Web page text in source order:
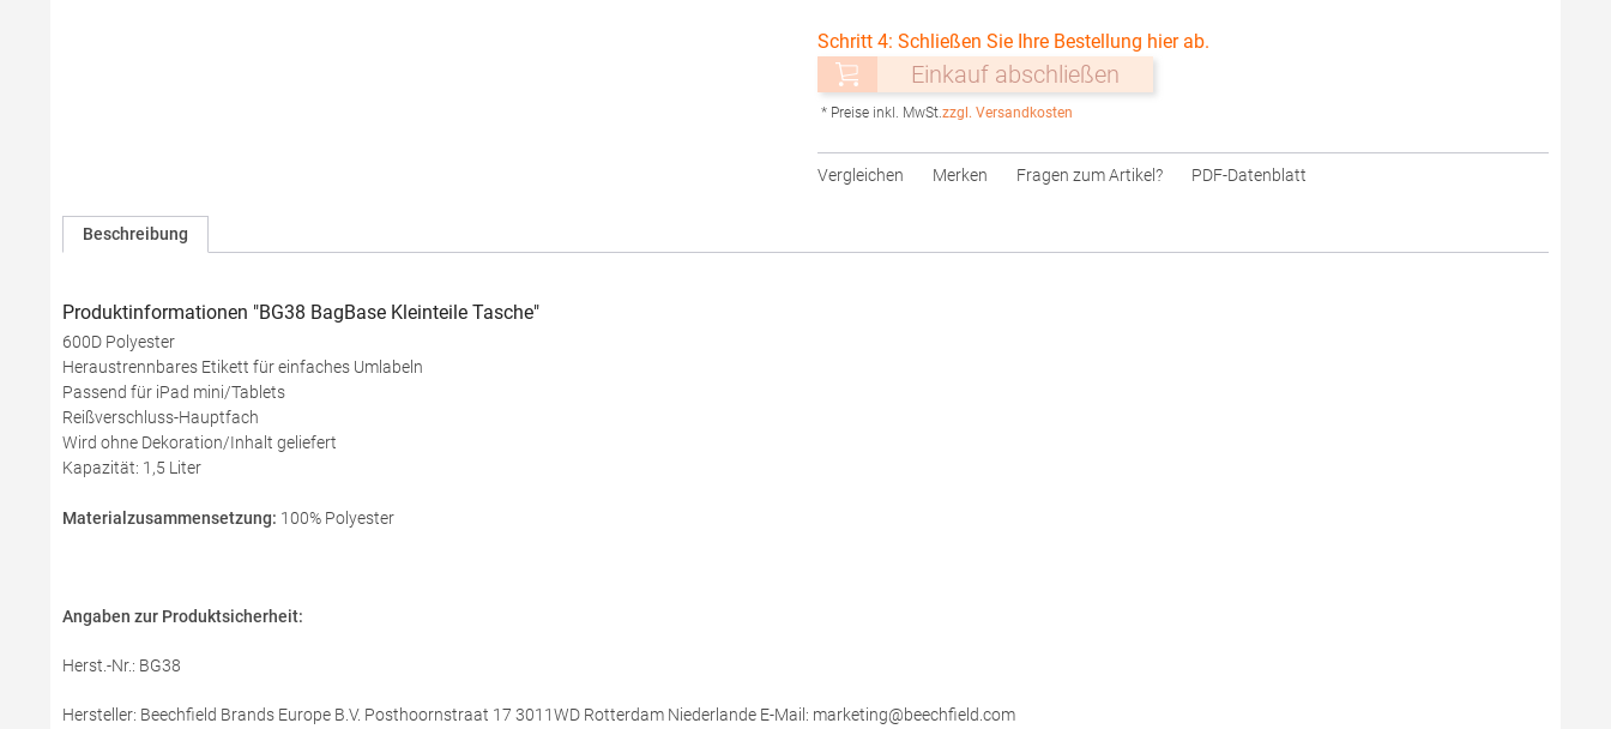
Schritt 4: Schließen Sie Ihre Bestellung hier ab.
Einkauf abschließen
* Preise inkl. MwSt.zzgl. Versandkosten
Vergleichen Merken Fragen zum Artikel? PDF-Datenblatt
Beschreibung
Produktinformationen "BG38 BagBase Kleinteile Tasche"
600D Polyester
Heraustrennbares Etikett für einfaches Umlabeln
Passend für iPad mini/Tablets
Reißverschluss-Hauptfach
Wird ohne Dekoration/Inhalt geliefert
Kapazität: 1,5 Liter
Materialzusammensetzung: 100% Polyester
Angaben zur Produktsicherheit:
Herst.-Nr.: BG38
Hersteller: Beechfield Brands Europe B.V. Posthoornstraat 17 3011WD Rotterdam Niederlande E-Mail: marketing@beechfield.com